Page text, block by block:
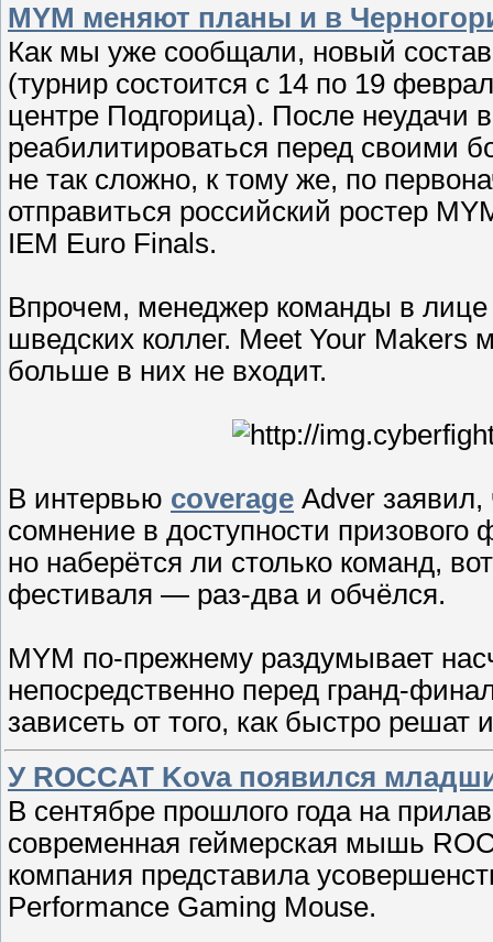
MYM меняют планы и в
Как мы уже сообщали, новый
(турнир состоится с 14 по 19
центре Подгорица). После неудачи
реабилитироваться перед своими
не так сложно, к тому же, по
отправиться российский ростер
IEM Euro Finals.
Впрочем, менеджер команды в лице
шведских коллег. Meet Your
больше в них не входит.
В интервью coverage Adver заявил,
сомнение в доступности
но наберётся ли столько команд,
фестиваля — раз-два и обчёлся.
MYM по-прежнему раздумывает
непосредственно перед гранд-
зависеть от того, как быстро решат
У ROCCAT Kova появился
В сентябре прошлого года на
современная геймерская мышь
компания представила
Performance Gaming Mouse.